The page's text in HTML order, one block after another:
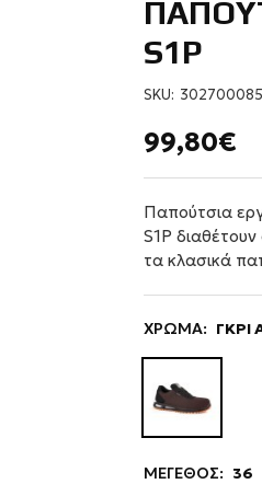
S1P
SKU:
99,80€
Παπούτσια
S1P
τα κλασικά
ΧΡΩΜΑ: ΓΚΡΙ
ΜΕΓΕΘΟΣ: 36